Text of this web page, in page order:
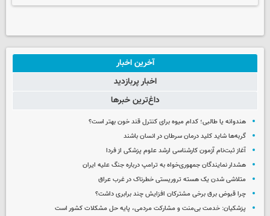
آخرین اخبار
اخبار پربازدید
داغ‌ترین خبرها
هندوانه یا طالبی؛ کدام‌ میوه برای کنترل قند خون بهتر است؟
گربه‌ها شاید کلید درمان سرطان در انسان باشند
آغاز ثبت‌نام‌ آزمون کارشناسی ارشد علوم پزشکی از فردا
هشدار نمایندگان جمهوری‌خواه به ترامپ درباره جنگ علیه ایران
متلاشی شدن یک هسته تروریستی خطرناک در غرب عراق
چرا قبوض برق برخی مشترکان افزایش چند برابری داشت؟
پزشکیان: خدمت بی‌منت و مشارکت مردمی، پایه حل مشکلات کشور است